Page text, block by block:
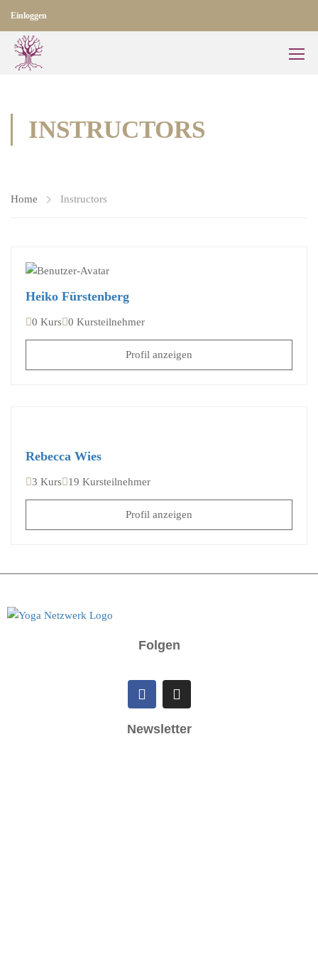
Einloggen
INSTRUCTORS
Home Instructors
Heiko Fürstenberg
0 Kurs 0 Kursteilnehmer
Profil anzeigen
Rebecca Wies
3 Kurs 19 Kursteilnehmer
Profil anzeigen
Folgen
Newsletter